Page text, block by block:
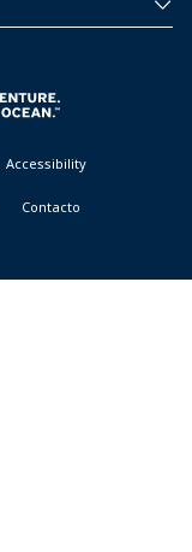
Accessibility
Contacto